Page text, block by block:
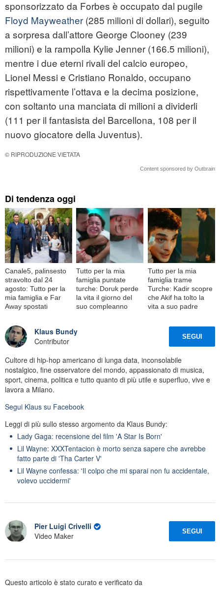
sponsorizzato da Forbes è occupato dal pugile
Floyd Mayweather (285 milioni di dollari), seguito
a sorpresa dall’attore George Clooney (239
milioni) e la rampolla Kylie Jenner (166.5 milioni),
mentre i due eterni rivali del calcio europeo,
Lionel Messi e Cristiano Ronaldo, occupano
rispettivamente l’ottava e la decima posizione,
con soltanto una manciata di milioni a dividerli
(111 per il fantasista del Barcellona, 108 per il
nuovo giocatore della Juventus).
© RIPRODUZIONE VIETATA
Content sponsored by Outbrain
Di tendenza oggi
Canale5, palinsesto
stravolto dal 24
agosto: Tutto per la
mia famiglia e Far
Away spostati
Tutto per la mia
famiglia puntate
turche: Doruk perde
la vita il giorno del
suo compleanno
Tutto per la mia
famiglia trame
Turche: Kadir scopre
che Akif ha tolto la
vita a suo padre
Klaus Bundy
Contributor
SEGUI
Cultore di hip-hop americano di lunga data, inconsolabile
nostalgico, fine osservatore del mondo, appassionato di musica,
sport, cinema, politica e tutto quanto di più utile e superfluo, vive e
lavora a Milano.
Segui Klaus su Facebook
Leggi di più sullo stesso argomento da Klaus Bundy:
Lady Gaga: recensione del film 'A Star Is Born'
Lil Wayne: XXXTentacion è morto senza sapere che avrebbe
fatto parte di 'Tha Carter V'
Lil Wayne confessa: 'Il colpo che mi sparai non fu accidentale,
volevo uccidermi'
Pier Luigi Crivelli
Video Maker
SEGUI
Questo articolo è stato curato e verificato da